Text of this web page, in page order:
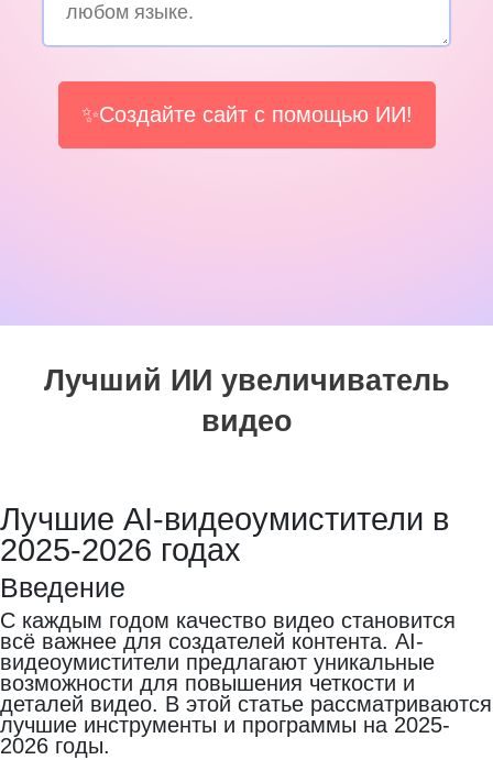
✨Создайте сайт с помощью ИИ!
Лучший ИИ увеличиватель
видео
Лучшие AI-видеоумистители в
2025-2026 годах
Введение
С каждым годом качество видео становится
всё важнее для создателей контента. AI-
видеоумистители предлагают уникальные
возможности для повышения четкости и
деталей видео. В этой статье рассматриваются
лучшие инструменты и программы на 2025-
2026 годы.